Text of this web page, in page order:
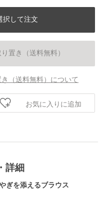
択して注文
置き（送料無料）
（送料無料）について
お気に入りに追加
詳細
ぎを添えるブラウス